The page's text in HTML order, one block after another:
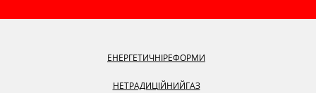
ЕНЕРГЕТИЧНІРЕФОРМИ
НЕТРАДИЦІЙНИЙГАЗ